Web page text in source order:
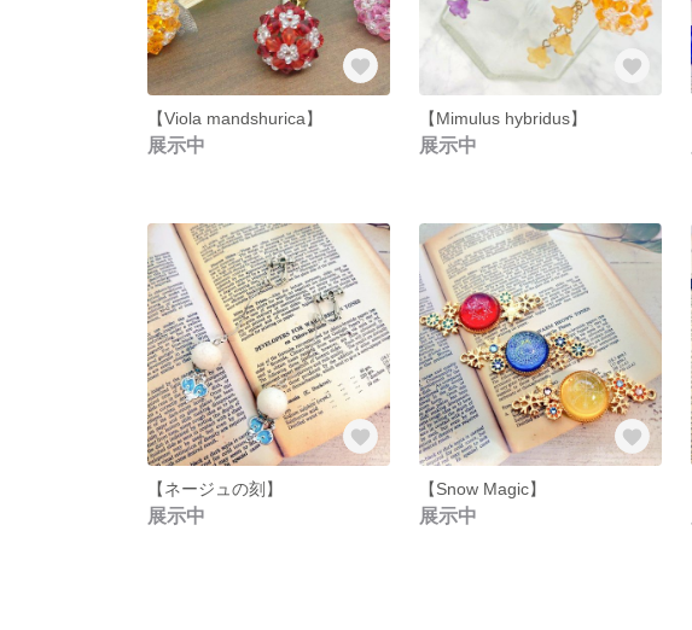
【Viola mandshurica】
展示中
【Mimulus hybridus】
展示中
【ネージュの刻】
展示中
【Snow Magic】
展示中